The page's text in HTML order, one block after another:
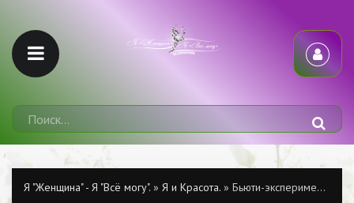
Я "Женщина" - Я "Всё могу". » Я и Красота. » Бьюти-эксперимент: макияж, как у звезды (видео) - «Я и Красота»